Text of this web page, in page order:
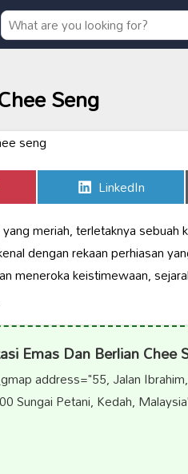
Seng
Share
on
LinkedIn
meriah, terletaknya sebuah
dengan rekaan perhiasan
meneroka keistimewaan,
Emas Dan Berlian Chee
address="55, Jalan
Sungai Petani, Kedah,